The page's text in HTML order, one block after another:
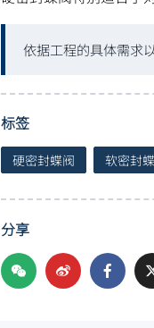
依据工程的具体需求
标签
硬密封蝶阀 软密封
分享